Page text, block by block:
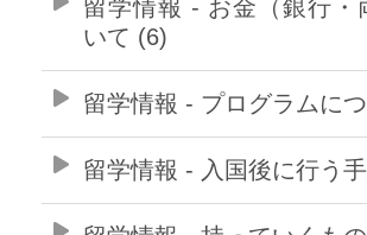
留学情報 - お金（銀行・
いて (6)
留学情報 - プログラムに
留学情報 - 入国後に行う